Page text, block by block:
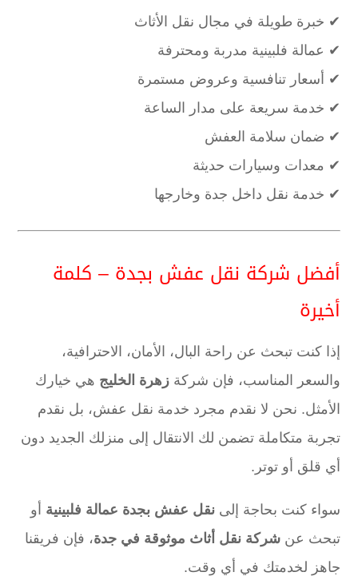
✔ خبرة طويلة في مجال نقل الأثاث
✔ عمالة فلبينية مدربة ومحترفة
✔ أسعار تنافسية وعروض مستمرة
✔ خدمة سريعة على مدار الساعة
✔ ضمان سلامة العفش
✔ معدات وسيارات حديثة
✔ خدمة نقل داخل جدة وخارجها
أفضل شركة نقل عفش بجدة – كلمة
أخيرة
إذا كنت تبحث عن راحة البال، الأمان، الاحترافية،
والسعر المناسب، فإن شركة زهرة الخليج هي خيارك
الأمثل. نحن لا نقدم مجرد خدمة نقل عفش، بل نقدم
تجربة متكاملة تضمن لك الانتقال إلى منزلك الجديد دون
أي قلق أو توتر.
سواء كنت بحاجة إلى نقل عفش بجدة عمالة فلبينية أو
تبحث عن شركة نقل أثاث موثوقة في جدة، فإن فريقنا
جاهز لخدمتك في أي وقت.